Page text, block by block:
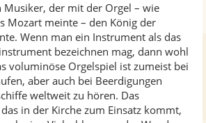
Musiker, der mit der Orgel – wie
Mozart meinte – den König der
Wenn man ein Instrument als das
bezeichnen mag, dann wohl
voluminöse Orgelspiel ist zumeist bei
aber auch bei Beerdigungen
weltweit zu hören. Das
in der Kirche zum Einsatz kommt,